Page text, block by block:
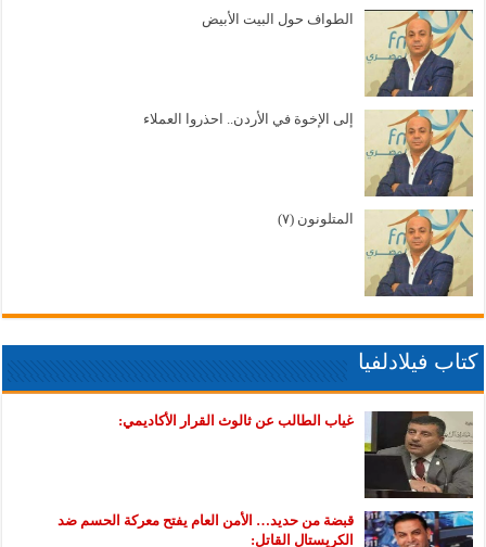
الطواف حول البيت الأبيض
إلى الإخوة في الأردن.. احذروا العملاء
المتلونون (٧)
كتاب فيلادلفيا
غياب الطالب عن ثالوث القرار الأكاديمي:
قبضة من حديد… الأمن العام يفتح معركة الحسم ضد
الكريستال القاتل: